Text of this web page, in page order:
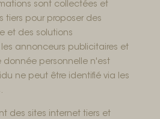
sont collectées et
tiers pour proposer des
et des solutions
annonceurs publicitaires et
donnée personnelle n'est
ne peut être identifié via les
des sites internet tiers et